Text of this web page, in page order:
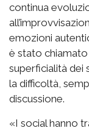
continua
emozioni
è stato
superficialità dei
la difficoltà,
discussione.
«I social hanno